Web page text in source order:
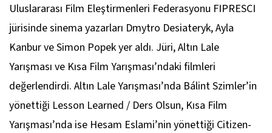
Uluslararası Film Eleştirmenleri Federasyonu FIPRESCI
jürisinde sinema yazarları Dmytro Desiateryk, Ayla
Kanbur ve Simon Popek yer aldı. Jüri, Altın Lale
Yarışması ve Kısa Film Yarışması’ndaki filmleri
değerlendirdi. Altın Lale Yarışması’nda Bálint Szimler’in
yönettiği Lesson Learned / Ders Olsun, Kısa Film
Yarışması’nda ise Hesam Eslami’nin yönettiği Citizen-